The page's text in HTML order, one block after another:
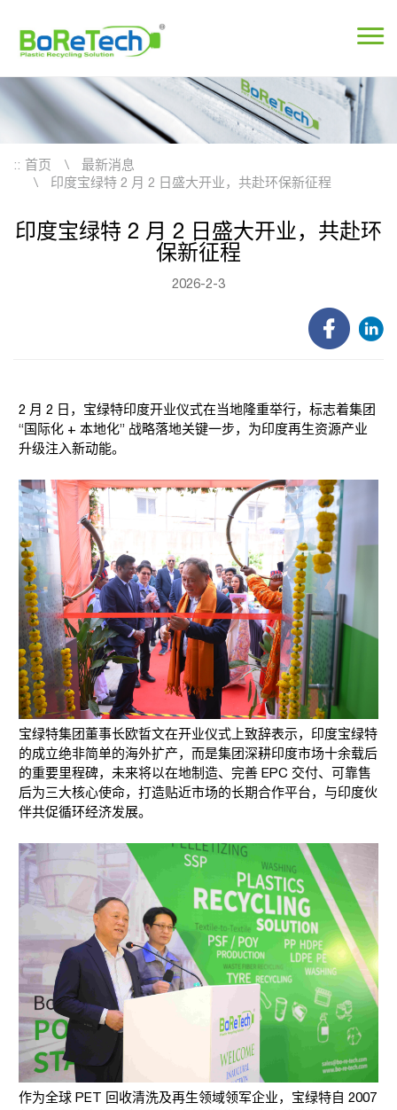
:: 首页
最新消息
印度宝绿特 2 月 2 日盛大开业，共赴环保新征程
印度宝绿特 2 月 2 日盛大开业，共赴环
保新征程
2026-2-3
2 月 2 日，宝绿特印度开业仪式在当地隆重举行，标志着集团
“国际化 + 本地化” 战略落地关键一步，为印度再生资源产业
升级注入新动能。
宝绿特集团董事长欧晢文在开业仪式上致辞表示，印度宝绿特
的成立绝非简单的海外扩产，而是集团深耕印度市场十余载后
的重要里程碑，未来将以在地制造、完善 EPC 交付、可靠售
后为三大核心使命，打造贴近市场的长期合作平台，与印度伙
伴共促循环经济发展。
作为全球 PET 回收清洗及再生领域领军企业，宝绿特自 2007